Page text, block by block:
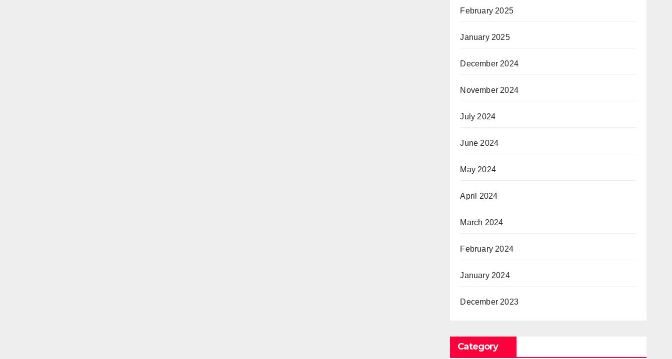
February 2025
January 2025
December 2024
November 2024
July 2024
June 2024
May 2024
April 2024
March 2024
February 2024
January 2024
December 2023
Category